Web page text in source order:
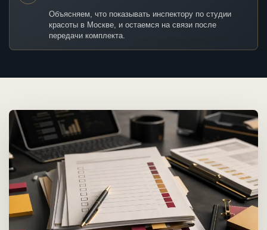
Объясняем, что показывать инспектору по студии
красоты в Москве, и остаемся на связи после
передачи комплекта.